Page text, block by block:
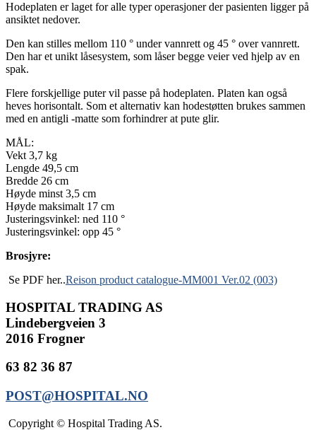
Hodeplaten er laget for alle typer operasjoner der pasienten ligger på
ansiktet nedover.
Den kan stilles mellom 110 ° under vannrett og 45 ° over vannrett.
Den har et unikt låsesystem, som låser begge veier ved hjelp av en
spak.
Flere forskjellige puter vil passe på hodeplaten. Platen kan også
heves horisontalt. Som et alternativ kan hodestøtten brukes sammen
med en antigli -matte som forhindrer at pute glir.
MÅL:
Vekt 3,7 kg
Lengde 49,5 cm
Bredde 26 cm
Høyde minst 3,5 cm
Høyde maksimalt 17 cm
Justeringsvinkel: ned 110 °
Justeringsvinkel: opp 45 °
Brosjyre:
Se PDF her..Reison product catalogue-MM001 Ver.02 (003)
HOSPITAL TRADING AS
Lindebergveien 3
2016 Frogner
63 82 36 87
POST@HOSPITAL.NO
Copyright © Hospital Trading AS.